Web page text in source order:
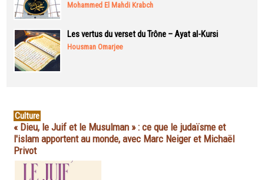
Mohammed El Mahdi Krabch
Les vertus du verset du Trône – Ayat al-Kursi
Housman Omarjee
Culture
« Dieu, le Juif et le Musulman » : ce que le judaïsme et
l'islam apportent au monde, avec Marc Neiger et Michaël
Privot